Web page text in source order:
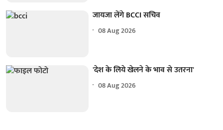
जायजा लेंगे BCCI सचिव
08 Aug 2026
'देश के लिये खेलने के भाव से उतरना'
08 Aug 2026